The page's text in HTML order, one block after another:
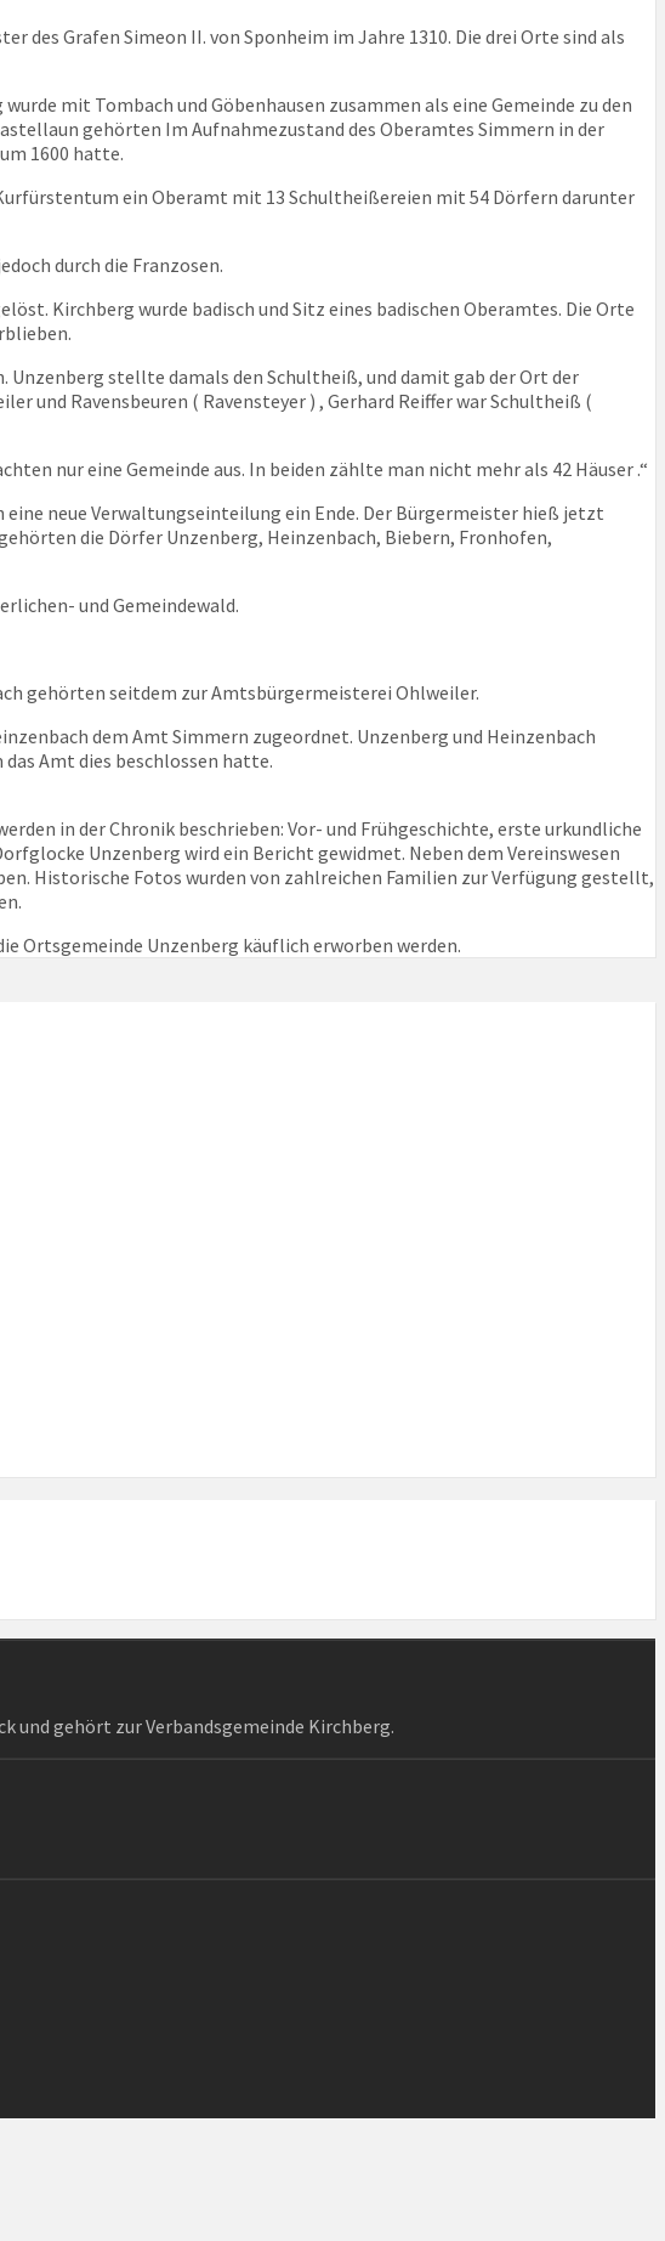
Grafen Simeon II. von Sponheim im Jahre 1310. Die drei Orte sind als
mit Tombach und Göbenhausen zusammen als eine Gemeinde zu den
gehörten Im Aufnahmezustand des Oberamtes Simmern in der
1600 hatte.
ein Oberamt mit 13 Schultheißereien mit 54 Dörfern darunter
durch die Franzosen.
Kirchberg wurde badisch und Sitz eines badischen Oberamtes. Die Orte
Unzenberg stellte damals den Schultheiß, und damit gab der Ort der
und Ravensbeuren ( Ravensteyer ) , Gerhard Reiffer war Schultheiß (
nur eine Gemeinde aus. In beiden zählte man nicht mehr als 42 Häuser .“
neue Verwaltungseinteilung ein Ende. Der Bürgermeister hieß jetzt
die Dörfer Unzenberg, Heinzenbach, Biebern, Fronhofen,
und Gemeindewald.
gehörten seitdem zur Amtsbürgermeisterei Ohlweiler.
dem Amt Simmern zugeordnet. Unzenberg und Heinzenbach
Amt dies beschlossen hatte.
in der Chronik beschrieben: Vor- und Frühgeschichte, erste urkundliche
Unzenberg wird ein Bericht gewidmet. Neben dem Vereinswesen
Historische Fotos wurden von zahlreichen Familien zur Verfügung gestellt,
Ortsgemeinde Unzenberg käuflich erworben werden.
und gehört zur Verbandsgemeinde Kirchberg.